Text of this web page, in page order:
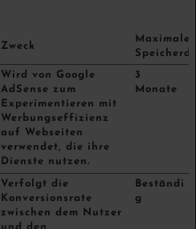
Zweck
Maximale
Wird von Google
AdSense zum
Experimentieren mit
Werbungseffizienz
auf Webseiten
verwendet, die ihre
Dienste nutzen.
3
Monate
Verfolgt die
Konversionsrate
zwischen dem Nutzer
Beständi
g